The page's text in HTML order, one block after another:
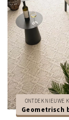
ONTDEK NIEUWE
Geometrisch